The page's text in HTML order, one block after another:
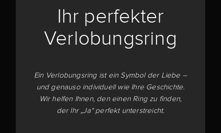
Ihr perfekter
Verlobungsring
Ein Verlobungsring ist ein Symbol der Liebe –
und genauso individuell wie Ihre Geschichte.
Wir helfen Ihnen, den einen Ring zu finden,
der Ihr „Ja“ perfekt unterstreicht.